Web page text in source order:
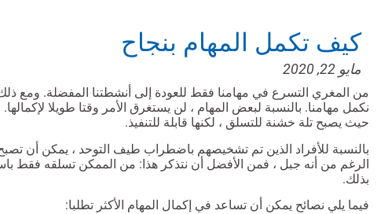
كيف تكمل المهام بنجاح
مايو 22, 2020
من المغري التسرع في مهامنا فقط للعودة إلى أنشطتنا المفضلة. ومع ذلك
نكمل مهامنا. بالنسبة لبعض المهام ، لن يستغرق الأمر وقتا طويلا
حيث يصبح تلة خشنة للتسلق ، لكنها قابلة للتنفيذ.
بالنسبة للأفراد الذين تم تشخيصهم باضطراب طيف التوحد ، يمكن أن
الرغم من أنه جبل ، فمن الأفضل أن نتذكر هذا: من الممكن تسلقه فقط
بذلك.
فيما يلي نصائح يمكن أن تساعد في إكمال المهام الأكثر تطلبا: